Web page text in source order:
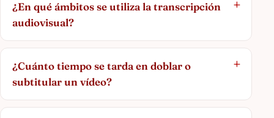
¿En qué ámbitos se utiliza la transcripción
audiovisual?
¿Cuánto tiempo se tarda en doblar o
subtitular un vídeo?